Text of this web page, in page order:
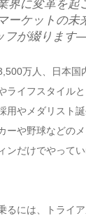
界に変革を起
ーケットの未
フが綴りま
万人、日本国
ライフスタイルと
用やメダリスト
ーや野球などの
ンだけでやって
るには、トライ